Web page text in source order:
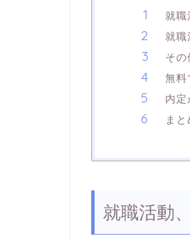
就職
就職
そ
無料
内定
まと
就職活動